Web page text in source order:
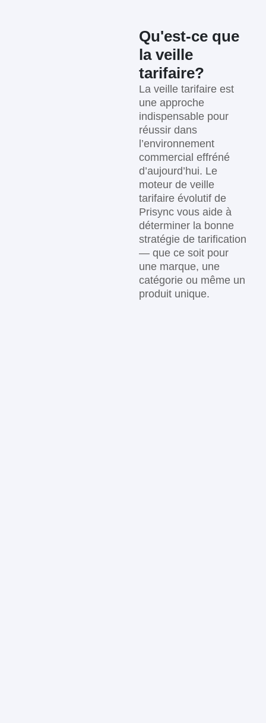
Qu'est-ce que
la veille
tarifaire?
La veille tarifaire est
une approche
indispensable pour
réussir dans
l’environnement
commercial effréné
d’aujourd’hui. Le
moteur de veille
tarifaire évolutif de
Prisync vous aide à
déterminer la bonne
stratégie de tarification
— que ce soit pour
une marque, une
catégorie ou même un
produit unique.